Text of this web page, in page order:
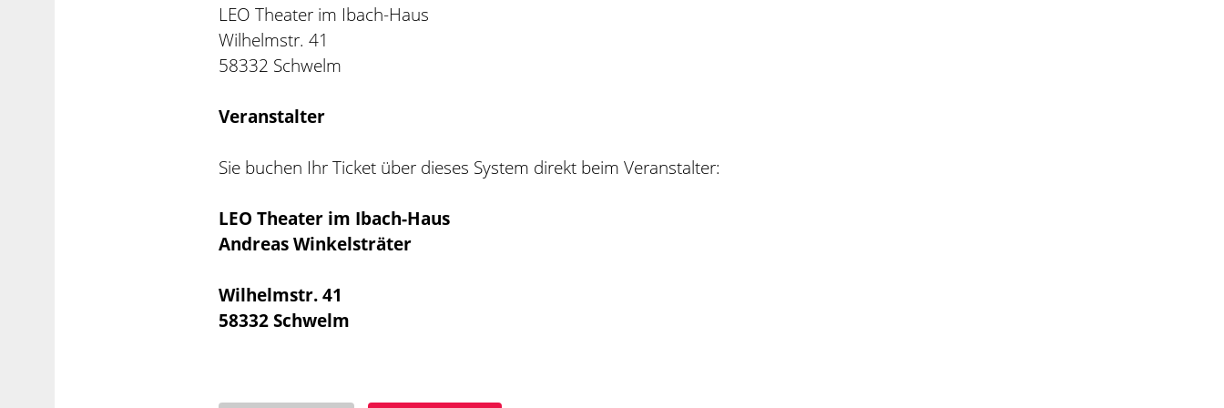
LEO Theater im Ibach-Haus
Wilhelmstr. 41
58332 Schwelm
Veranstalter
Sie buchen Ihr Ticket über dieses System direkt beim Veranstalter:
LEO Theater im Ibach-Haus
Andreas Winkelsträter
Wilhelmstr. 41
58332 Schwelm